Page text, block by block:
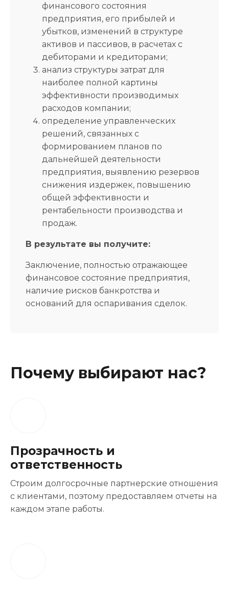
финансового состояния
предприятия, его прибылей и
убытков, изменений в структуре
активов и пассивов, в расчетах с
дебиторами и кредиторами;
анализ структуры затрат для
наиболее полной картины
эффективности производимых
расходов компании;
определение управленческих
решений, связанных с
формированием планов по
дальнейшей деятельности
предприятия, выявлению резервов
снижения издержек, повышению
общей эффективности и
рентабельности производства и
продаж.
В результате вы получите:
Заключение, полностью отражающее
финансовое состояние предприятия,
наличие рисков банкротства и
оснований для оспаривания сделок.
Почему выбирают нас?
Прозрачность и
ответственность
Строим долгосрочные партнерские отношения
с клиентами, поэтому предоставляем отчеты на
каждом этапе работы.